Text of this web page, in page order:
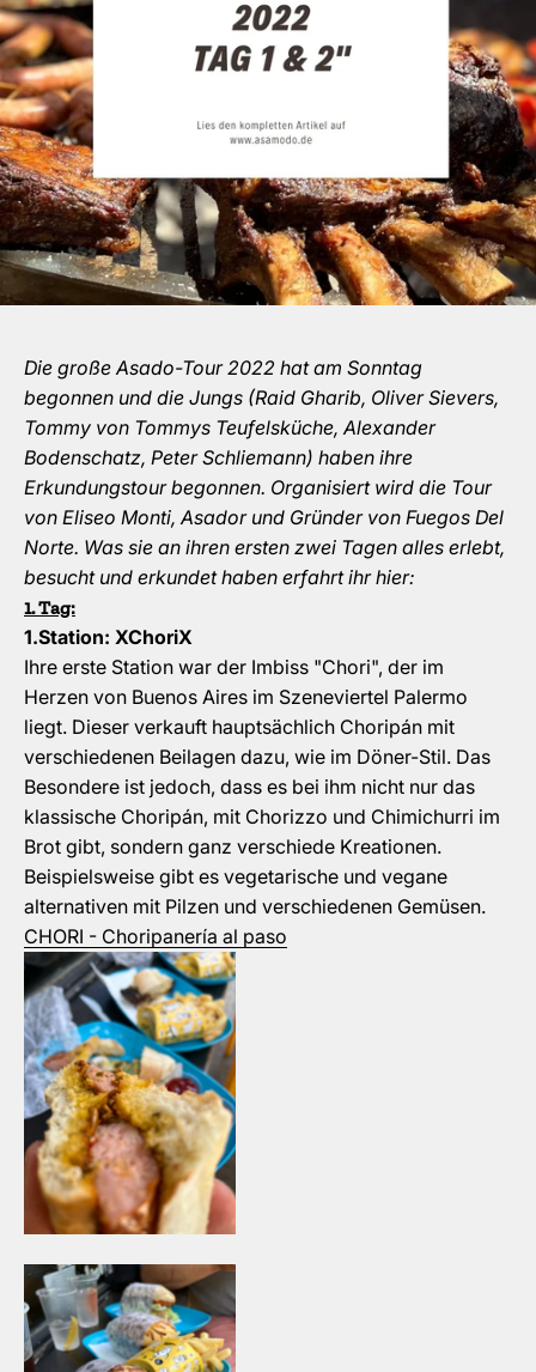
Die große Asado-Tour 2022 hat am Sonntag
begonnen und die Jungs (Raid Gharib, Oliver Sievers,
Tommy von Tommys Teufelsküche, Alexander
Bodenschatz, Peter Schliemann) haben ihre
Erkundungstour begonnen. Organisiert wird die Tour
von Eliseo Monti, Asador und Gründer von Fuegos Del
Norte. Was sie an ihren ersten zwei Tagen alles erlebt,
besucht und erkundet haben erfahrt ihr hier:
1. Tag:
1.Station: XChoriX
Ihre erste Station war der Imbiss "Chori", der im
Herzen von Buenos Aires im Szeneviertel Palermo
liegt. Dieser verkauft hauptsächlich Choripán mit
verschiedenen Beilagen dazu, wie im Döner-Stil. Das
Besondere ist jedoch, dass es bei ihm nicht nur das
klassische Choripán, mit Chorizzo und Chimichurri im
Brot gibt, sondern ganz verschiede Kreationen.
Beispielsweise gibt es vegetarische und vegane
alternativen mit Pilzen und verschiedenen Gemüsen.
CHORI - Choripanería al paso